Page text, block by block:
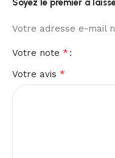
Soyez le premier à
Votre adresse e-mail
Votre note *
Votre avis *